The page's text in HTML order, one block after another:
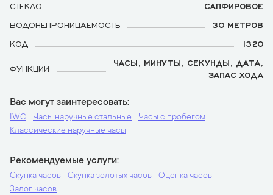
СТЕКЛО
САПФИРОВОЕ
ВОДОНЕПРОНИЦАЕМОСТЬ
30 МЕТРОВ
КОД
1320
ФУНКЦИИ
ЧАСЫ, МИНУТЫ, СЕКУНДЫ, ДАТА,
ЗАПАС ХОДА
Вас могут заинтересовать
IWC Часы наручные стальные
Часы с пробегом
Классические наручные часы
Рекомендуемые услуги
Скупка часов Скупка золотых часов
Оценка часов
Залог часов